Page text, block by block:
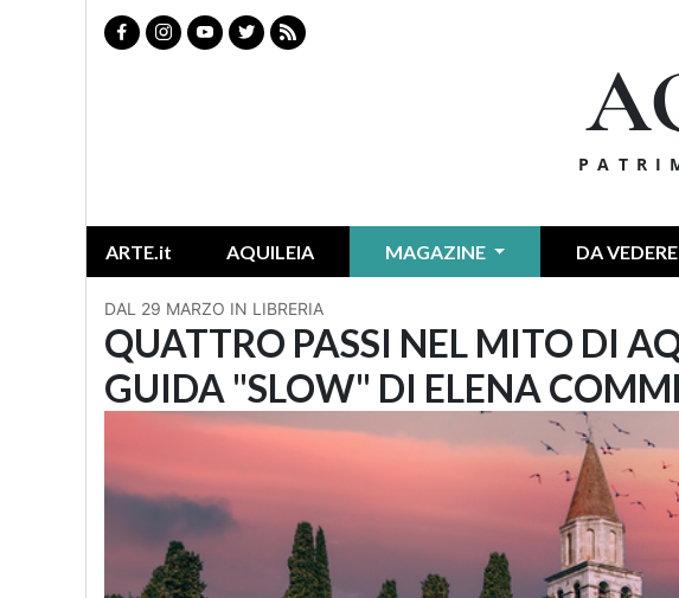
ARTE.it AQUILEIA MAGAZINE DA VEDERE
DAL 29 MARZO IN LIBRERIA
QUATTRO PASSI NEL MITO DI
GUIDA "SLOW" DI ELENA